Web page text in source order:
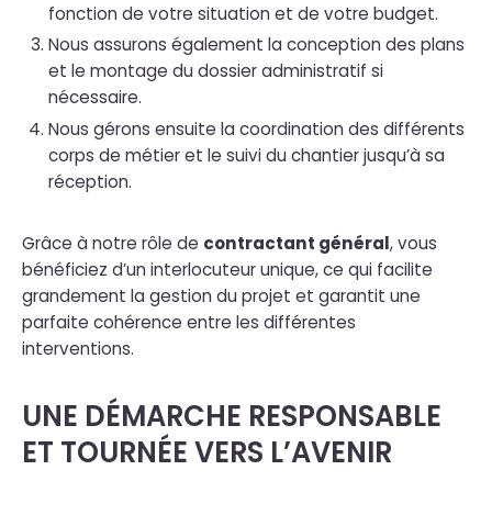
fonction de votre situation et de votre budget.
Nous assurons également la conception des plans
et le montage du dossier administratif si
nécessaire.
Nous gérons ensuite la coordination des différents
corps de métier et le suivi du chantier jusqu’à sa
réception.
Grâce à notre rôle de contractant général, vous
bénéficiez d’un interlocuteur unique, ce qui facilite
grandement la gestion du projet et garantit une
parfaite cohérence entre les différentes
interventions.
UNE DÉMARCHE RESPONSABLE
ET TOURNÉE VERS L’AVENIR